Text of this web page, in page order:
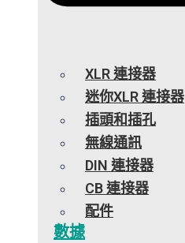
XLR 連接器
迷你XLR 連接器
插頭和插孔
無線通訊
DIN 連接器
CB 連接器
配件
數據